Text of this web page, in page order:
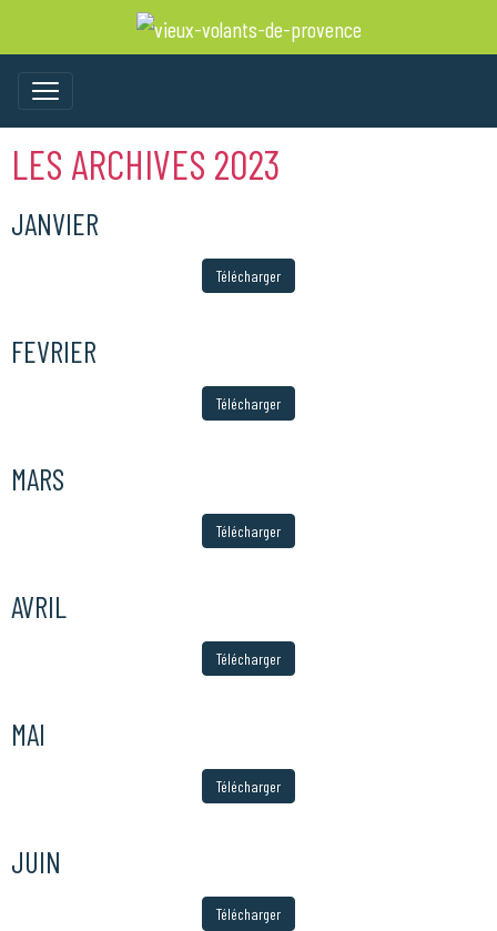
LES ARCHIVES 2023
JANVIER
Télécharger
FEVRIER
Télécharger
MARS
Télécharger
AVRIL
Télécharger
MAI
Télécharger
JUIN
Télécharger